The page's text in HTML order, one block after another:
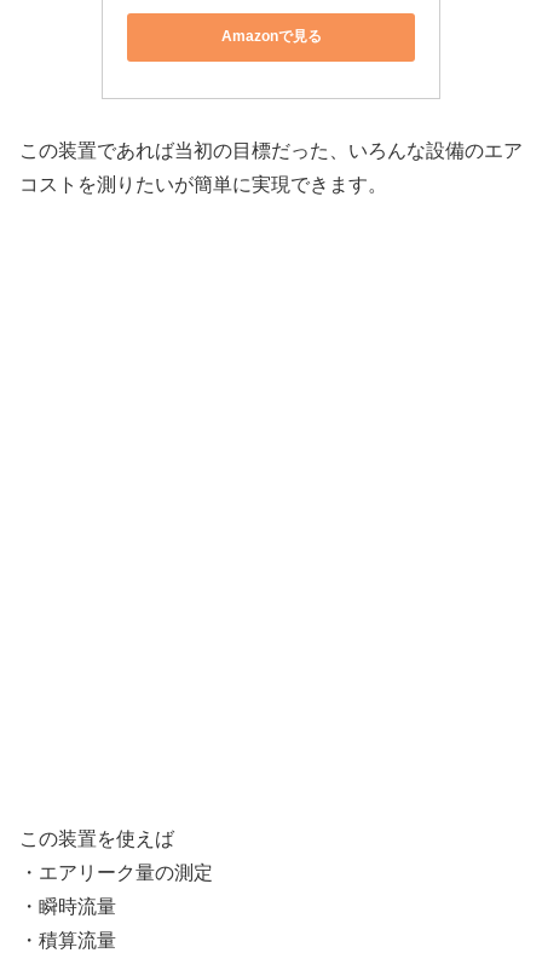
Amazonで見る
この装置であれば当初の目標だった、いろんな設備のエア
コストを測りたいが簡単に実現できます。
この装置を使えば
・エアリーク量の測定
・瞬時流量
・積算流量